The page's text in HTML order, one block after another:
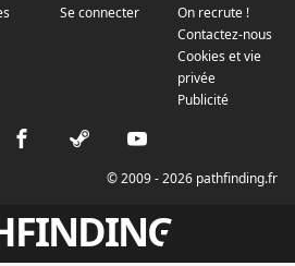
Se connecter
On recrute !
Contactez-nous
Cookies et vie
privée
Publicité
© 2009 - 2026 pathfinding.fr